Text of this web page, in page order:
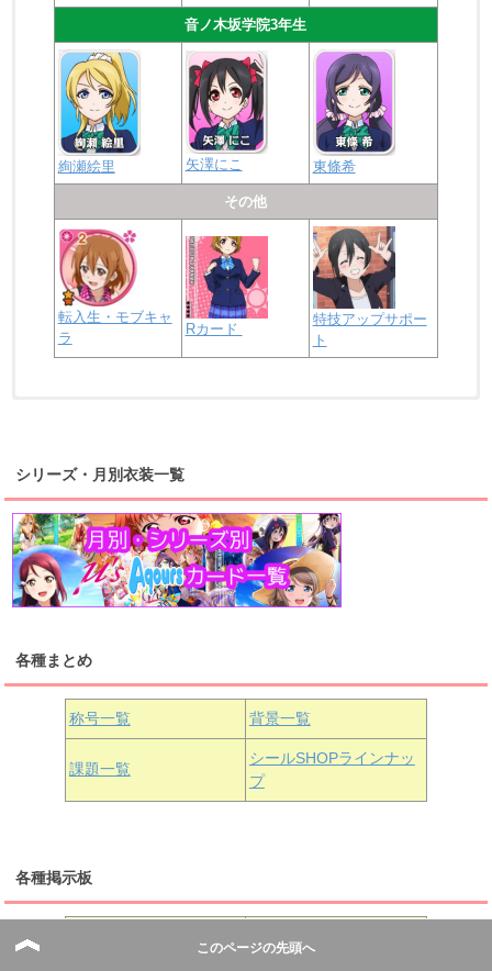
音ノ木坂学院3年生
絢瀬絵里 矢澤にこ 東條希
その他
転入生・モブキャ
ラ
Rカード
特技アップサポー
ト
桜内梨子 高海千歌 渡辺曜
浦の星女学院1年生
津島善子 黒澤ルビィ
浦の星女学院3年生
黒澤ダイヤ
上原歩夢 宮下愛 優木せつ菜
虹ヶ咲学園1年生
中須かすみ 天王寺璃奈
シリーズ・月別衣装一覧
各種まとめ
称号一覧 背景一覧
課題一覧
シールSHOPラインナッ
プ
各種掲示板
このページの先頭へ